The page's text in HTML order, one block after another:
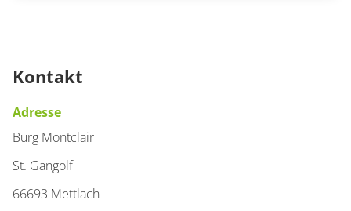
Kontakt
Adresse
Burg Montclair
St. Gangolf
66693 Mettlach